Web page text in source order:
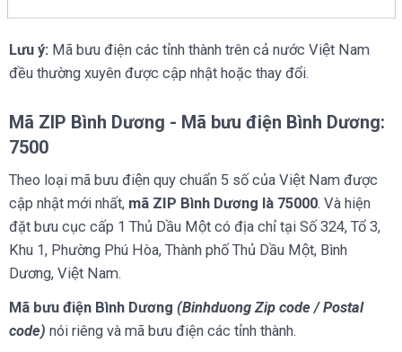
Lưu ý: Mã bưu điện các tỉnh thành trên cả nước Việt Nam
đều thường xuyên được cập nhật hoặc thay đổi.
Mã ZIP Bình Dương - Mã bưu điện Bình Dương:
7500
Theo loại mã bưu điện quy chuẩn 5 số của Việt Nam được
cập nhật mới nhất, mã ZIP Bình Dương là 75000. Và hiện
đặt bưu cục cấp 1 Thủ Dầu Một có địa chỉ tại Số 324, Tổ 3,
Khu 1, Phường Phú Hòa, Thành phố Thủ Dầu Một, Bình
Dương, Việt Nam.
Mã bưu điện Bình Dương (Binhduong Zip code / Postal
code) nói riêng và mã bưu điện các tỉnh thành.